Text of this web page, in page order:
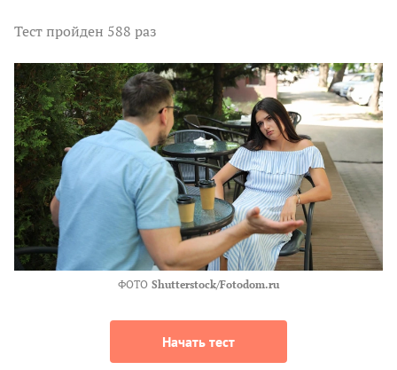
Тестпройден 588 раз
ФОТО Shutterstock/Fotodom.ru
Начать тест